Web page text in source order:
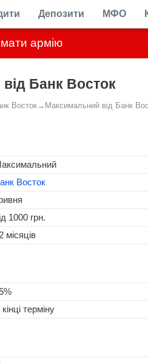
армію
Депозити МФО
Банк Восток
Восток→ Максимальний від Банк
Восток
1000 грн.
місяців
терміну